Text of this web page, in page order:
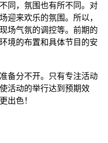
同，氛围也有所不同。对
迎来欢乐的氛围。所以，
场气氛的调控等。前期的
境的布置和具体节目的安
备分不开。只有专注活动
活动的举行达到预期效
出色！